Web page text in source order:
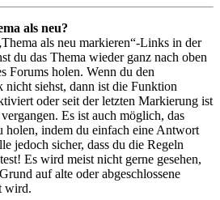
als neu?
als neu markieren“-Links in der
du das Thema wieder ganz nach oben
Forums holen. Wenn du den
nicht siehst, dann ist die Funktion
oder seit der letzten Markierung ist
Es ist auch möglich, das
holen, indem du einfach eine Antwort
jedoch sicher, dass du die Regeln
Es wird meist nicht gerne gesehen,
auf alte oder abgeschlossene
wird.